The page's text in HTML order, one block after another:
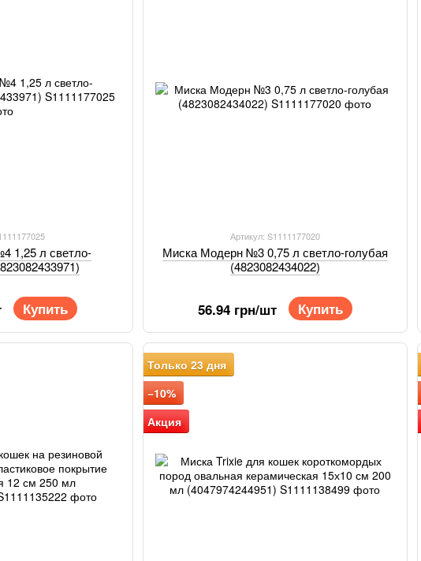
1,25 л светло-
Купить
Артикул: S1111177020
Миска Модерн №3 0,75 л светло-голубая
(4823082434022)
56.94 грн/шт Купить
Только 23 дня
−10%
Акция